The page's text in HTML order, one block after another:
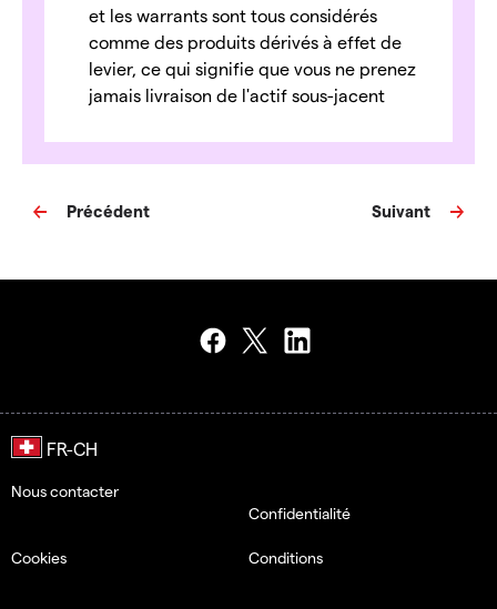
et les warrants sont tous considérés
comme des produits dérivés à effet de
levier, ce qui signifie que vous ne prenez
jamais livraison de l'actif sous-jacent
Précédent Suivant
Nous contacter
Confidentialité
Cookies Conditions